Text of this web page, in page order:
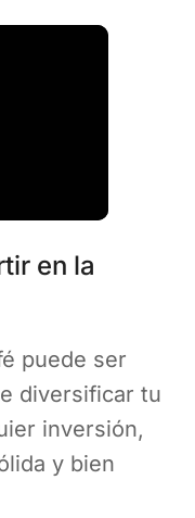
en la
puede ser
diversificar tu
inversión,
y bien